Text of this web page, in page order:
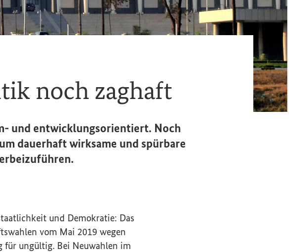
noch zaghaft
und entwicklungsorientiert. Noch
dauerhaft wirksame und spürbare
und Demokratie: Das
vom Mai 2019 wegen
für ungültig. Bei Neuwahlen im